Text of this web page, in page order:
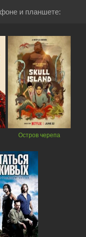
и планшете:
Остров черепа